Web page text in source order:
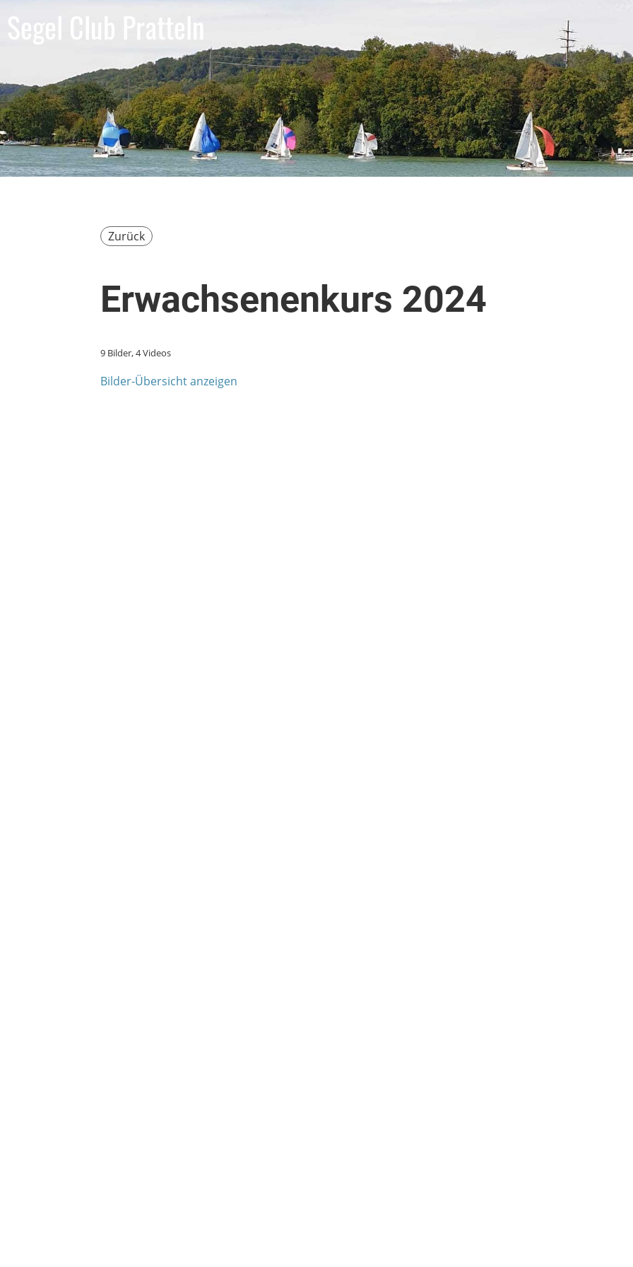
Segel Club Pratteln
Zurück
Erwachsenenkurs 2024
9 Bilder, 4 Videos
Bilder-Übersicht anzeigen